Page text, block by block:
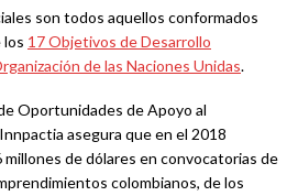
son todos aquellos conformados
los 17 Objetivos de Desarrollo
de las Naciones Unidas.
Oportunidades de Apoyo al
asegura que en el 2018
de dólares en convocatorias de
colombianos, de los